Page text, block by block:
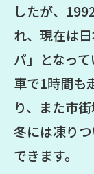
したが、
れ、現在は
パ」となって
車で1時間も
り、また市
冬には凍り
できます。